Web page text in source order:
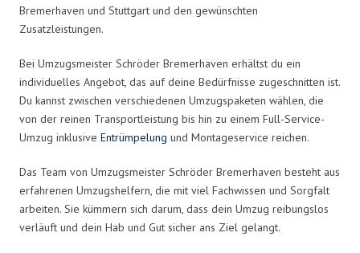
Bremerhaven und Stuttgart und den gewünschten
Zusatzleistungen.
Bei Umzugsmeister Schröder Bremerhaven erhältst du ein
individuelles Angebot, das auf deine Bedürfnisse zugeschnitten ist.
Du kannst zwischen verschiedenen Umzugspaketen wählen, die
von der reinen Transportleistung bis hin zu einem Full-Service-
Umzug inklusive Entrümpelung und Montageservice reichen.
Das Team von Umzugsmeister Schröder Bremerhaven besteht aus
erfahrenen Umzugshelfern, die mit viel Fachwissen und Sorgfalt
arbeiten. Sie kümmern sich darum, dass dein Umzug reibungslos
verläuft und dein Hab und Gut sicher ans Ziel gelangt.